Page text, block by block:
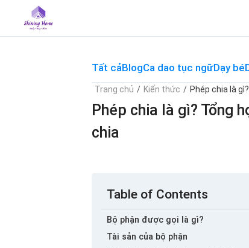
content
Tất cảBlogCa dao tục ngữDạy bé
Trang chủ / Kiến thức / Phép chia là
Phép chia là gì? Tổng
chia
Table of Contents
Bộ phận được gọi là gì?
Tài sản của bộ phận